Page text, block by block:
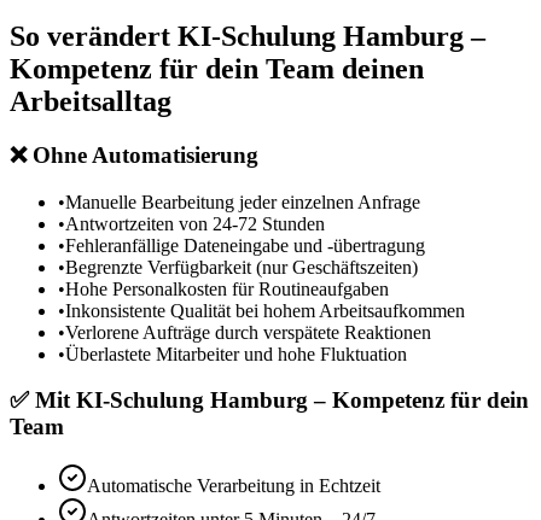
So verändert KI-Schulung Hamburg –
Kompetenz für dein Team deinen
Arbeitsalltag
❌Ohne Automatisierung
•Manuelle Bearbeitung jeder einzelnen Anfrage
•Antwortzeiten von 24-72 Stunden
•Fehleranfällige Dateneingabe und -übertragung
•Begrenzte Verfügbarkeit (nur Geschäftszeiten)
•Hohe Personalkosten für Routineaufgaben
•Inkonsistente Qualität bei hohem Arbeitsaufkommen
•Verlorene Aufträge durch verspätete Reaktionen
•Überlastete Mitarbeiter und hohe Fluktuation
✅MitKI-Schulung Hamburg – Kompetenz für dein
Team
Automatische Verarbeitung in Echtzeit